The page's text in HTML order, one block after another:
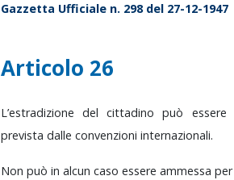
Gazzetta Ufficiale n. 298 del 27-12-1947
Articolo 26
L’estradizionedelcittadinopuò essere
prevista dalle convenzioni internazionali.
Non può in alcun caso essere ammessa per